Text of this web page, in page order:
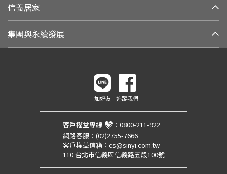
信義居家
集團與永續發展
加好友 追蹤我們
客戶權益專線 ： 0800-211-922
網路客服： (02)2755-7666
客戶權益信箱： cs@sinyi.com.tw
110 台北市信義區信義路五段100號